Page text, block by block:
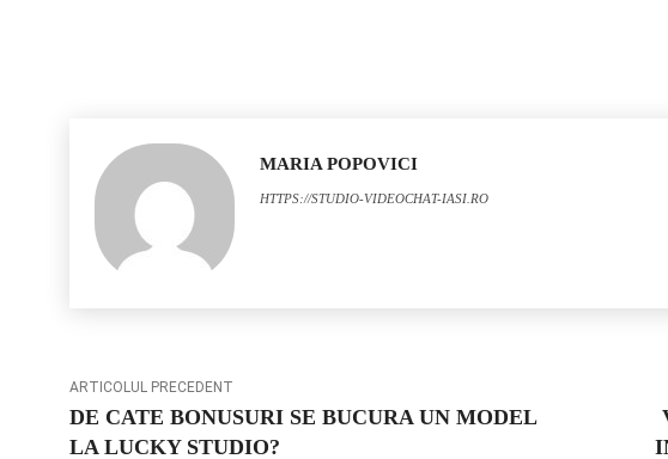
MARIA POPOVICI
HTTPS://STUDIO-VIDEOCHAT-IASI.RO
ARTICOLUL PRECEDENT
DE CATE BONUSURI SE BUCURA UN MODEL
LA LUCKY STUDIO?